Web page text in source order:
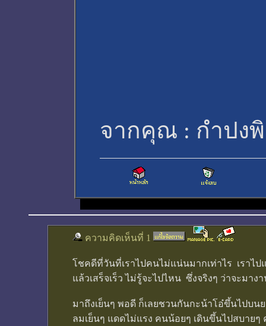
จากคุณ : กำปง
ความคิดเห็นที่ 1
โชคดีที่วันที่เราไปคนไม่แน่นมากเท่าไร เราไป
แล้วเสร็จเร็ว ไม่รู้จะไปไหน ซึ่งจริงๆ ว่าจะมา
มาถึงเย็นๆ พอดี ก็เลยชวนกันกะน้าโอ๋ขึ้นไปบ
ลมเย็นๆ แดดไม่แรง คนน้อยๆ เดินขึ้นไปสบายๆ